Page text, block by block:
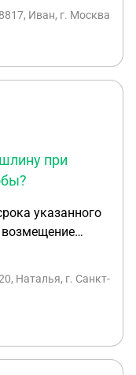
период. Вопрос
или 3 000
инстанции
рублей а
лицо,
мнения.
Иван, г. Москва
при
указанного
нам
сумму мы
по
то документы,
вся сумма
Наталья, г. Санкт-